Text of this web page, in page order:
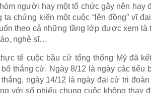
người hay một tổ chức gây nên
ta chứng kiến một cuộc “lên đồng” vĩ
theo cả những tầng lớp được xem
nghệ sĩ…
tế cuộc bầu cử tổng thống Mỹ đã
bố thắng cử. Ngày 8/12 là ngày các
thắng, ngày 14/12 là ngày đại cử tri
với số phiếu chung cuộc không thay